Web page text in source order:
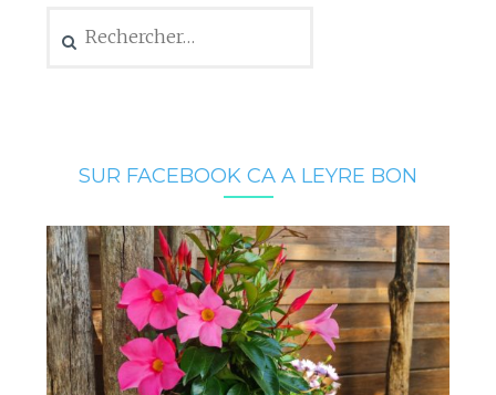
SUR FACEBOOK CA A LEYRE BON